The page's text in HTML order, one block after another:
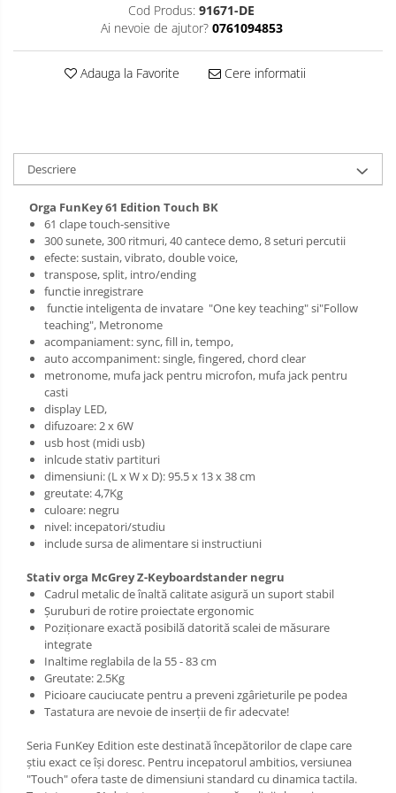
Tenor Horn
Trompete Bb
Trompete C
Trompete de buzunar
Trompete piccolo
Tuba
Cod Produs: 91671-DE
Ai nevoie de ajutor? 0761094853
Adauga la Favorite Cere informatii
Descriere
Orga FunKey 61 Edition Touch BK
61 clape touch-sensitive
300 sunete, 300 ritmuri, 40 cantece demo, 8 seturi percutii
efecte: sustain, vibrato, double voice,
transpose, split, intro/ending
functie inregistrare
functie inteligenta de invatare "One key teaching" si"Follow
teaching", Metronome
acompaniament: sync, fill in, tempo,
auto accompaniment: single, fingered, chord clear
metronome, mufa jack pentru microfon, mufa jack pentru
casti
display LED,
difuzoare: 2 x 6W
usb host (midi usb)
inlcude stativ partituri
dimensiuni: (L x W x D): 95.5 x 13 x 38 cm
greutate: 4,7Kg
culoare: negru
nivel: incepatori/studiu
include sursa de alimentare si instructiuni
Stativ orga McGrey Z-Keyboardstander negru
Cadrul metalic de înaltă calitate asigură un suport stabil
Șuruburi de rotire proiectate ergonomic
Poziționare exactă posibilă datorită scalei de măsurare
integrate
Inaltime reglabila de la 55 - 83 cm
Greutate: 2.5Kg
Picioare cauciucate pentru a preveni zgârieturile pe podea
Tastatura are nevoie de inserții de fir adecvate!
Seria FunKey Edition este destinată începătorilor de clape care
știu exact ce își doresc. Pentru incepatorul ambitios, versiunea
"Touch" ofera taste de dimensiuni standard cu dinamica tactila.